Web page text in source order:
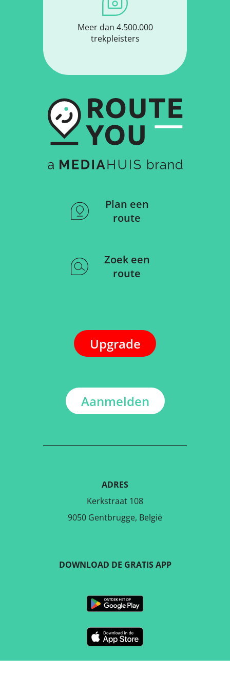
Meer dan 4.500.000
trekpleisters
Plan een
route
Zoek een
route
Upgrade
Aanmelden
ADRES
Kerkstraat 108
9050 Gentbrugge, België
DOWNLOAD DE GRATIS APP